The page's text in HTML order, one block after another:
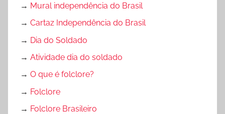
→ Mural independência do Brasil
→ Cartaz Independência do Brasil
→ Dia do Soldado
→ Atividade dia do soldado
→ O que é folclore?
→ Folclore
→ Folclore Brasileiro